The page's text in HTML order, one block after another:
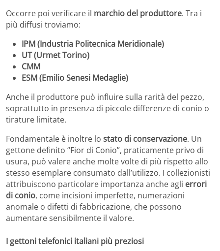
Occorre poi verificare il marchio del produttore. Tra i
più diffusi troviamo:
IPM (Industria Politecnica Meridionale)
UT (Urmet Torino)
CMM
ESM (Emilio Senesi Medaglie)
Anche il produttore può influire sulla rarità del pezzo,
soprattutto in presenza di piccole differenze di conio o
tirature limitate.
Fondamentale è inoltre lo stato di conservazione. Un
gettone definito “Fior di Conio”, praticamente privo di
usura, può valere anche molte volte di più rispetto allo
stesso esemplare consumato dall’utilizzo. I collezionisti
attribuiscono particolare importanza anche agli errori
di conio, come incisioni imperfette, numerazioni
anomale o difetti di fabbricazione, che possono
aumentare sensibilmente il valore.
I gettoni telefonici italiani più preziosi